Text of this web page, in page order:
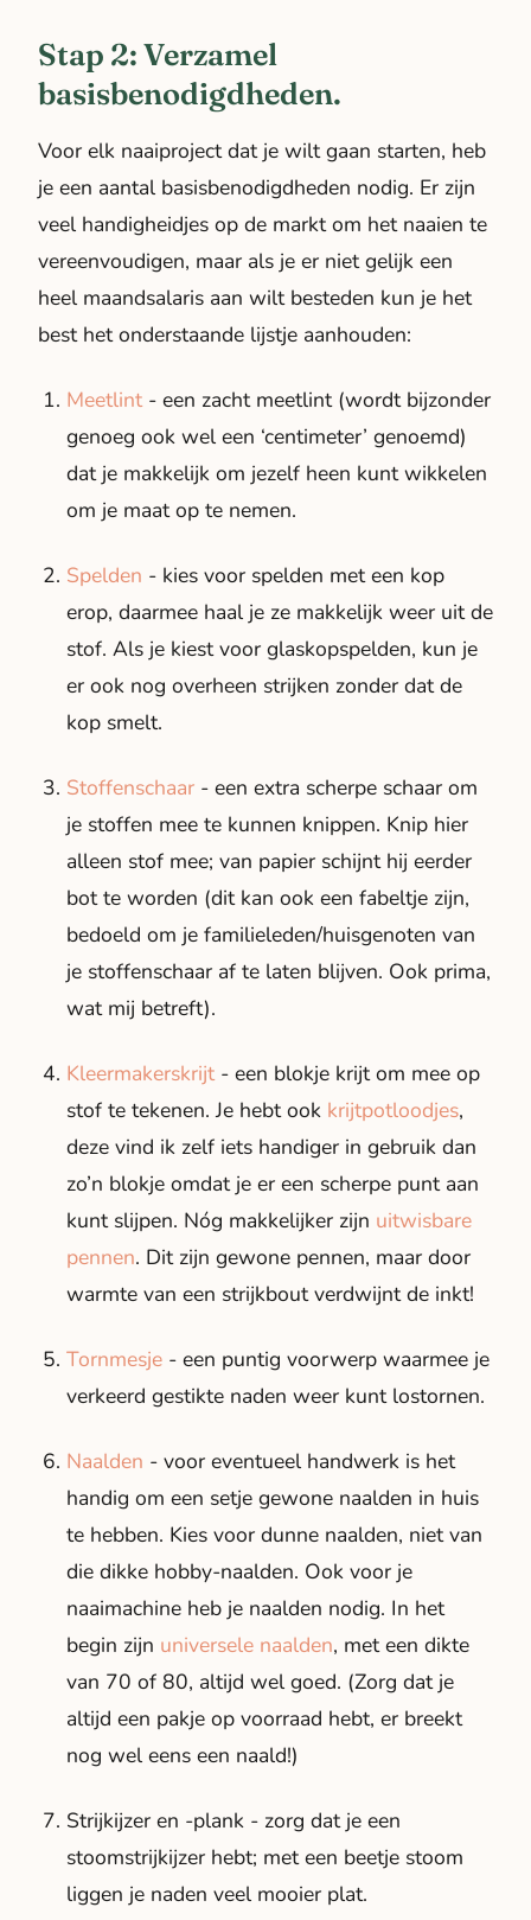
Stap 2: Verzamel
basisbenodigdheden.
Voor elk naaiproject dat je wilt gaan starten, heb
je een aantal basisbenodigdheden nodig. Er zijn
veel handigheidjes op de markt om het naaien te
vereenvoudigen, maar als je er niet gelijk een
heel maandsalaris aan wilt besteden kun je het
best het onderstaande lijstje aanhouden:
Meetlint- een zacht meetlint (wordt bijzonder
genoeg ook wel een ‘centimeter’ genoemd)
dat je makkelijk om jezelf heen kunt wikkelen
om je maat op te nemen.
Spelden - kies voor spelden met een kop
erop, daarmee haal je ze makkelijk weer uit de
stof. Als je kiest voor glaskopspelden, kun je
er ook nog overheen strijken zonder dat de
kop smelt.
Stoffenschaar - een extra scherpe schaar om
je stoffen mee te kunnen knippen. Knip hier
alleen stof mee; van papier schijnt hij eerder
bot te worden (dit kan ook een fabeltje zijn,
bedoeld om je familieleden/huisgenoten van
je stoffenschaar af te laten blijven. Ook prima,
wat mij betreft).
Kleermakerskrijt- een blokje krijt om mee op
stof te tekenen. Je hebt ook krijtpotloodjes,
deze vind ik zelf iets handiger in gebruik dan
zo’n blokje omdat je er een scherpe punt aan
kunt slijpen. Nóg makkelijker zijn uitwisbare
pennen. Dit zijn gewone pennen, maar door
warmte van een strijkbout verdwijnt de inkt!
Tornmesje - een puntig voorwerp waarmee je
verkeerd gestikte naden weer kunt lostornen.
Naalden - voor eventueel handwerk is het
handig om een setje gewone naalden in huis
te hebben. Kies voor dunne naalden, niet van
die dikke hobby-naalden. Ook voor je
naaimachine heb je naalden nodig. In het
begin zijn universele naalden, met een dikte
van 70 of 80, altijd wel goed. (Zorg dat je
altijd een pakje op voorraad hebt, er breekt
nog wel eens een naald!)
Strijkijzer en -plank - zorg dat je een
stoomstrijkijzer hebt; met een beetje stoom
liggen je naden veel mooier plat.